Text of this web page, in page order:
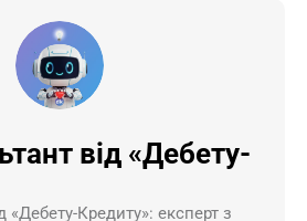
від «Дебету-
«Дебету-Кредиту»: експерт з